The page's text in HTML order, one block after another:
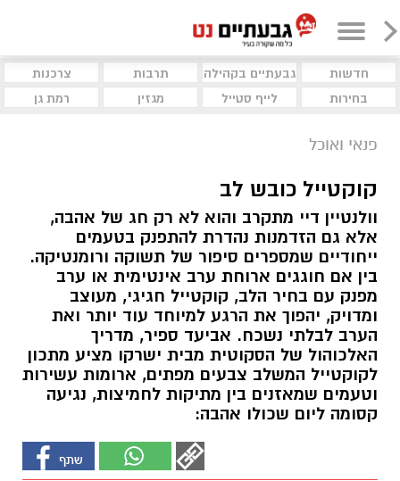
חדשות גבעתיים בקהילה תרבות
צרכנות
בחירות
לייף סטייל מגזין רמת גן
פנאי ואוכל
קוקטייל כובש לב
וולנטיין דיי מתקרב והוא לא רק חג של אהבה,
אלא גם הזדמנות נהדרת להתפנק בטעמים
ייחודיים שמספרים סיפור של תשוקה ורומנטיקה.
בין אם חוגגים ארוחת ערב אינטימית או ערב
מפנק עם בחיר הלב, קוקטייל חגיגי, מעוצב
ומדויק, יהפוך את הרגע למיוחד עוד יותר ואת
הערב לבלתי נשכח. אביעד ספיר, מדריך
האלכוהול של הסקוטית מבית ישרקו מציע מתכון
לקוקטייל המשלב צבעים מפתים, ארומות עשירות
וטעמים שמאזנים בין מתיקות לחמיצות, נגיעה
קסומה ליום שכולו אהבה: